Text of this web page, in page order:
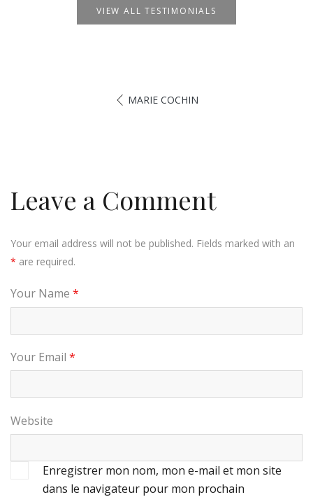
VIEW ALL TESTIMONIALS
MARIE COCHIN
Leave a Comment
Your email address will not be published. Fields marked with an
* are required.
Your Name *
Your Email *
Website
Enregistrer mon nom, mon e-mail et mon site
dans le navigateur pour mon prochain